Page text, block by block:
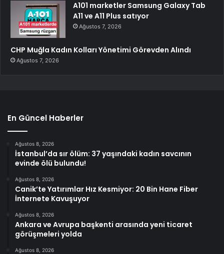
A101 marketler Samsung Galaxy Tab
A11 ve A11 Plus satıyor
Ağustos 7, 2026
CHP Muğla Kadın Kolları Yönetimi Görevden Alındı
Ağustos 7, 2026
En Güncel Haberler
Ağustos 8, 2026
İstanbul’da sır ölüm: 37 yaşındaki kadın savcının
evinde ölü bulundu!
Ağustos 8, 2026
Canik’te Yatırımlar Hız Kesmiyor: 20 Bin Hane Fiber
İnternete Kavuşuyor
Ağustos 8, 2026
Ankara ve Avrupa başkenti arasında yeni ticaret
görüşmeleri yolda
Ağustos 8, 2026